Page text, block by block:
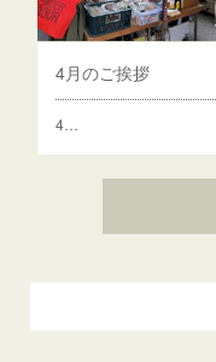
4月のご挨拶
4…